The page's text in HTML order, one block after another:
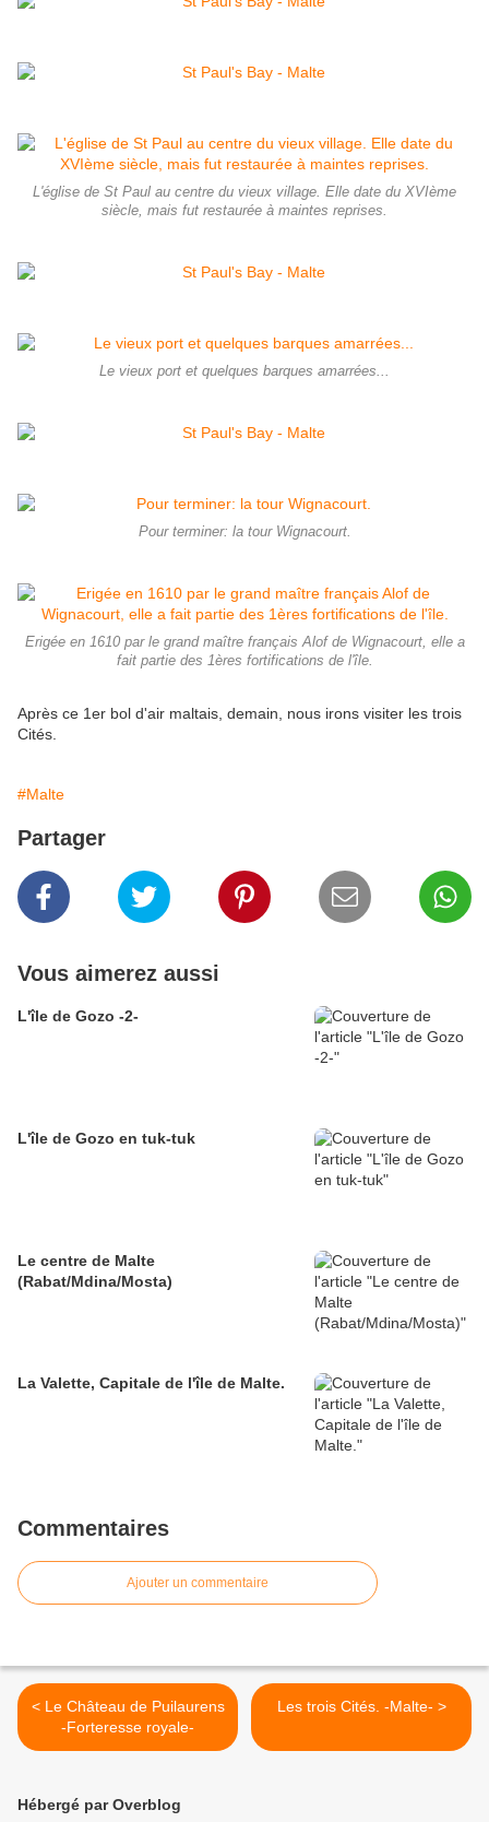
L'église de St Paul au centre du vieux village. Elle date du XVIème
siècle, mais fut restaurée à maintes reprises.
Le vieux port et quelques barques amarrées...
Pour terminer: la tour Wignacourt.
Erigée en 1610 par le grand maître français Alof de Wignacourt, elle a
fait partie des 1ères fortifications de l'île.
Après ce 1er bol d'air maltais, demain, nous irons visiter les trois
Cités.
#Malte
Partager
Vous aimerez aussi
L'île de Gozo -2-
L'île de Gozo en tuk-tuk
Le centre de Malte
(Rabat/Mdina/Mosta)
La Valette, Capitale de l'île de Malte.
Commentaires
Ajouter un commentaire
< Le Château de Puilaurens
-Forteresse royale-
Les trois Cités. -Malte- >
Hébergé par Overblog